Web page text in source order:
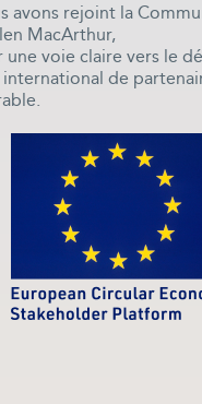
avons rejoint la
MacArthur,
une voie claire vers le
de